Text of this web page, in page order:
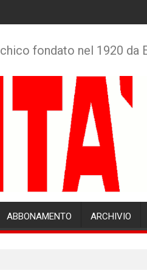
fondato nel 1920 da
ABBONAMENTO ARCHIVIO